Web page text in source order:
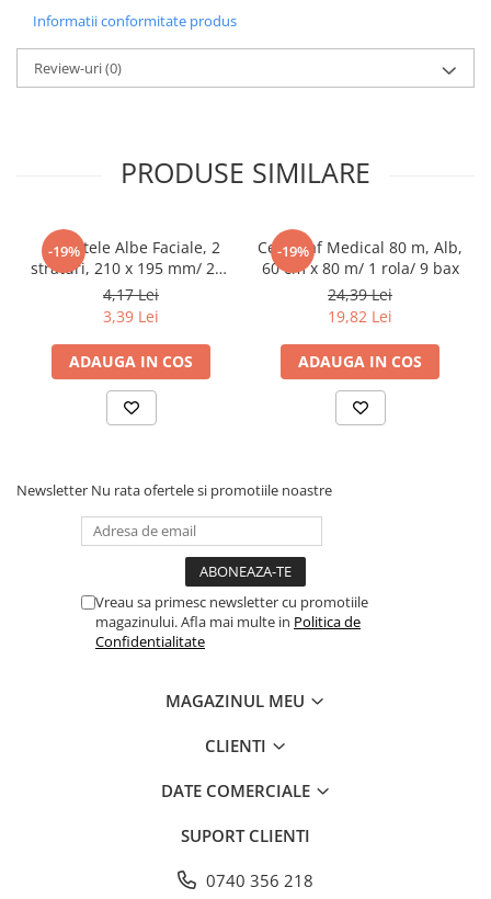
Sosiere
Pahare
Articole din Trestie de Zahar
Articole din Carton Alb
Tavite
Articole din Carton Kraft Natur
Caserole
Pahare
Articole din Carton Kraft Natur +
Sandwich
Articole din Carton Negru
Articole din Plastic PP
Domeniu de utilizare:
Diferite aplicatii reci/ calde in domeniul HoReCa
Informatii conformitate produs
Review-uri(0)
PRODUSE SIMILARE
-19%
Servetele Albe Faciale, 2
straturi, 210 x 195 mm/ 200
set/ 45 bax
4,17 Lei
3,39 Lei
ADAUGA IN COS
-19%
Cearceaf Medical 80 m, Alb,
60 cm x 80 m/ 1 rola/ 9 bax
24,39 Lei
19,82 Lei
ADAUGA IN COS
Newsletter Nu rata ofertele si promotiile noastre
Vreau sa primesc newsletter cu promotiile
magazinului. Afla mai multe in Politica de
Confidentialitate
MAGAZINUL MEU
CLIENTI
DATE COMERCIALE
SUPORT CLIENTI
0740 356 218